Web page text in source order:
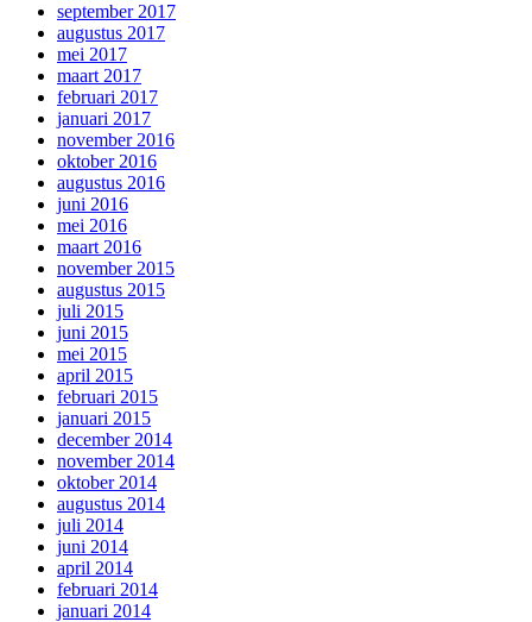
september 2017
augustus 2017
mei 2017
maart 2017
februari 2017
januari 2017
november 2016
oktober 2016
augustus 2016
juni 2016
mei 2016
maart 2016
november 2015
augustus 2015
juli 2015
juni 2015
mei 2015
april 2015
februari 2015
januari 2015
december 2014
november 2014
oktober 2014
augustus 2014
juli 2014
juni 2014
april 2014
februari 2014
januari 2014